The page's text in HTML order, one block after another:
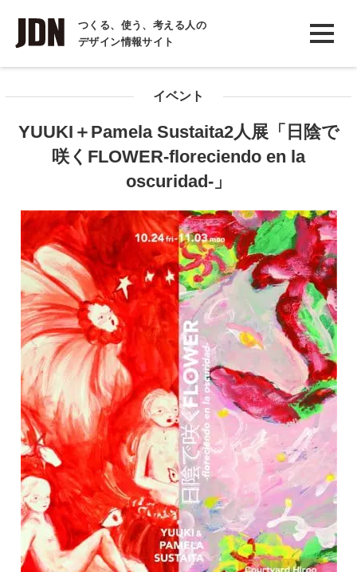
つくる、使う、考える人の
デザイン情報サイト
INTERVIEW
インタビュー
COLUMN
イベント
YUUKI＋Pamela Sustaita2人展「日陰で
咲くFLOWER-floreciendo en la
oscuridad-」